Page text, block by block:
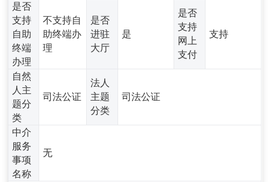
是否
支持
自助
终端
办理
不支持自
助终端办
理
是否
进驻
大厅
是
是否
支持
网上
支付
支持
自然
人主
题分
类
司法公证
法人
主题
分类
司法公证
中介
服务
事项
名称
无